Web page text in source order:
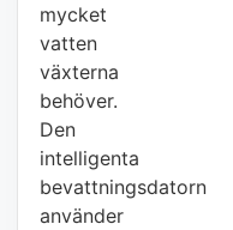
mycket
vatten
växterna
behöver.
Den
intelligenta
bevattningsdatorn
använder